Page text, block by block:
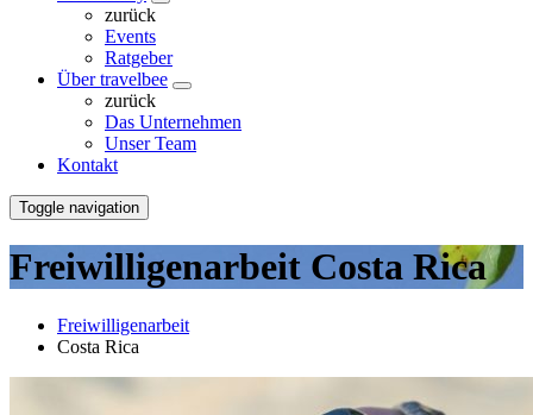
zurück
Events
Ratgeber
Über travelbee
zurück
Das Unternehmen
Unser Team
Kontakt
Toggle navigation
Freiwilligenarbeit Costa Rica
Freiwilligenarbeit
Costa Rica